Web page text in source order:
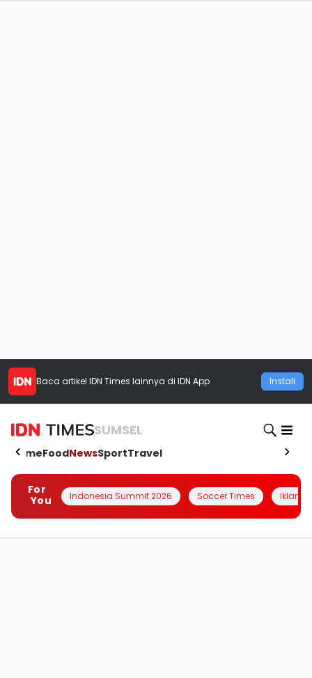
Baca artikel IDN Times lainnya di IDN App Install
SUMSEL
HomeFoodNewsSportTravel
For
You
Indonesia Summit 2026 Soccer Times Iklanin